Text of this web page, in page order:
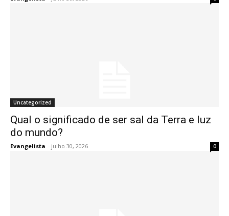
Uncategorized
Qual o significado de ser sal da Terra e luz
do mundo?
Evangelista - julho 30, 2026 0